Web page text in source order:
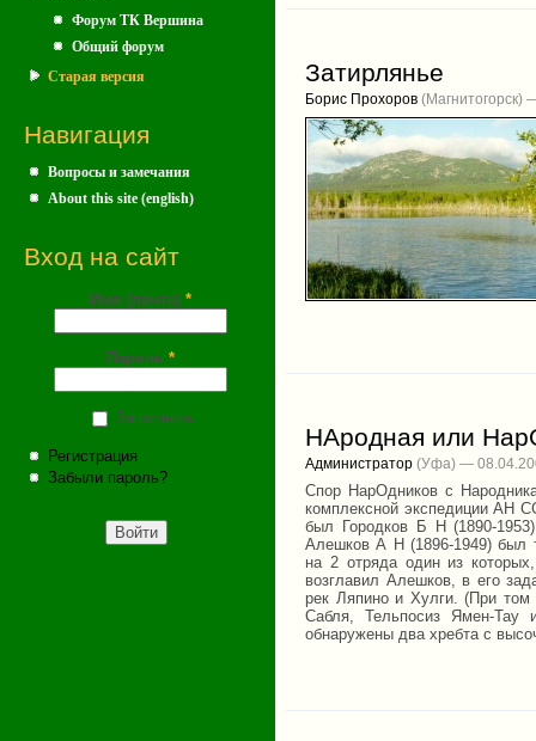
Форум ТК Вершина
Общий форум
Старая версия
Навигация
Вопросы и замечания
About this site (english)
Вход на сайт
Имя (почта) *
Пароль *
Запомнить
Регистрация
Забыли пароль?
Затирлянье
Борис Прохоров (Магнитогорск)
НАродная или
Администратор (Уфа) —
Спор HарОдников с
комплексной экспедиции АH
был Городков Б H (1890-1953)
Алешков А H (1896-1949) был
на 2 отряда один из
возглавил Алешков, в его
рек Ляпино и Хулги. (При
Сабля, Тельпосиз Ямен-
обнаружены два хребта с